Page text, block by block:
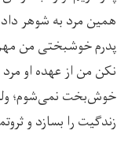
همین مرد به شوهر
پدرم خوشبختی من
نکن من از عهده او
خوش‌بخت نمی‌شوم؛
زندگیت را بسازد و